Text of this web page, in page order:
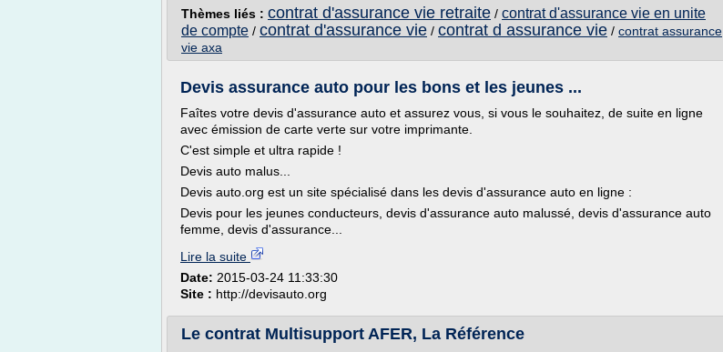
Thèmes liés : contrat d'assurance vie retraite / contrat d'assurance vie en unite
de compte / contrat d'assurance vie / contrat d assurance vie / contrat assurance
vie axa
Devis assurance auto pour les bons et les jeunes ...
Faîtes votre devis d'assurance auto et assurez vous, si vous le souhaitez, de suite en ligne
avec émission de carte verte sur votre imprimante.
C'est simple et ultra rapide !
Devis auto malus...
Devis auto.org est un site spécialisé dans les devis d'assurance auto en ligne :
Devis pour les jeunes conducteurs, devis d'assurance auto malussé, devis d'assurance auto
femme, devis d'assurance...
Lire la suite
Date: 2015-03-24 11:33:30
Site : http://devisauto.org
Le contrat Multisupport AFER, La Référence